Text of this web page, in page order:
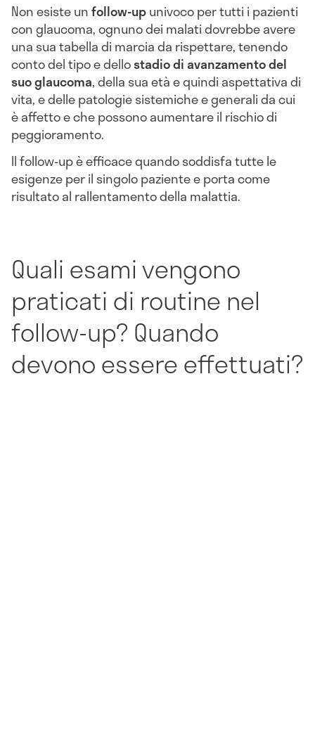
Non esiste unfollow-upunivoco per tutti i pazienti
con glaucoma, ognuno dei malati dovrebbe avere
una sua tabella di marcia da rispettare, tenendo
conto del tipo e dellostadio di avanzamento del
suo glaucoma, della sua età e quindi aspettativa di
vita, e delle patologie sistemiche e generali da cui
è affetto e che possono aumentare il rischio di
peggioramento.
Il follow-up è efficace quando soddisfa tutte le
esigenze per il singolo paziente e porta come
risultato al rallentamento della malattia.
Quali esami vengono
praticati di routine nel
follow-up? Quando
devono essere effettuati?